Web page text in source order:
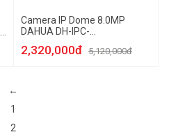
Camera IP Dome 8.0MP
DAHUA DH-IPC-
2,320,000đ 5,120,000đ
←
1
2